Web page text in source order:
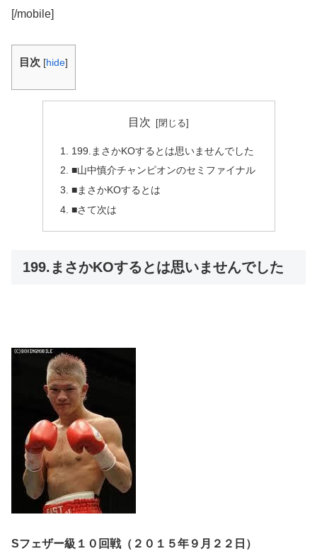
[/mobile]
目次 [hide]
目次
199.まさかKOするとは思いませんでした
■山中慎介チャンピオンのセミファイナル
■まさかKOするとは
■さて次は
199.まさかKOするとは思いませんでした
Sフェザー級１０回戦（２０１５年９月２２日）